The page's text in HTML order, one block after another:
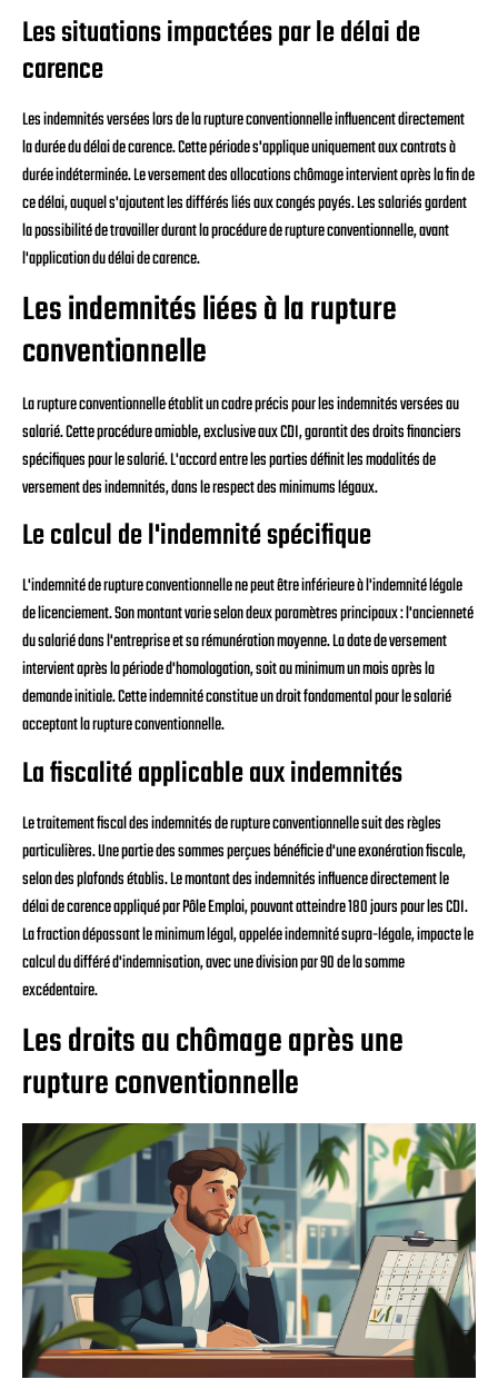
Les situations impactées par le délai de
carence
Les indemnités versées lors de la rupture conventionnelle influencent directement
la durée du délai de carence. Cette période s'applique uniquement aux contrats à
durée indéterminée. Le versement des allocations chômage intervient après la fin de
ce délai, auquel s'ajoutent les différés liés aux congés payés. Les salariés gardent
la possibilité de travailler durant la procédure de rupture conventionnelle, avant
l'application du délai de carence.
Les indemnités liées à la rupture
conventionnelle
La rupture conventionnelle établit un cadre précis pour les indemnités versées au
salarié. Cette procédure amiable, exclusive aux CDI, garantit des droits financiers
spécifiques pour le salarié. L'accord entre les parties définit les modalités de
versement des indemnités, dans le respect des minimums légaux.
Le calcul de l'indemnité spécifique
L'indemnité de rupture conventionnelle ne peut être inférieure à l'indemnité légale
de licenciement. Son montant varie selon deux paramètres principaux : l'ancienneté
du salarié dans l'entreprise et sa rémunération moyenne. La date de versement
intervient après la période d'homologation, soit au minimum un mois après la
demande initiale. Cette indemnité constitue un droit fondamental pour le salarié
acceptant la rupture conventionnelle.
La fiscalité applicable aux indemnités
Le traitement fiscal des indemnités de rupture conventionnelle suit des règles
particulières. Une partie des sommes perçues bénéficie d'une exonération fiscale,
selon des plafonds établis. Le montant des indemnités influence directement le
délai de carence appliqué par Pôle Emploi, pouvant atteindre 180 jours pour les CDI.
La fraction dépassant le minimum légal, appelée indemnité supra-légale, impacte le
calcul du différé d'indemnisation, avec une division par 90 de la somme
excédentaire.
Les droits au chômage après une
rupture conventionnelle